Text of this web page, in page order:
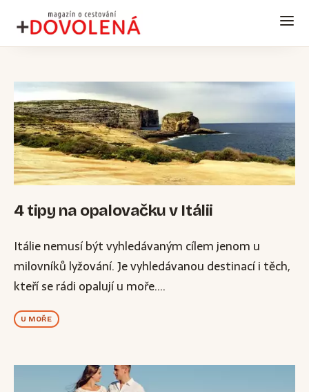
4 tipy na opalovačku v Itálii
Itálie nemusí být vyhledávaným cílem jenom u
milovníků lyžování. Je vyhledávanou destinací i těch,
kteří se rádi opalují u moře....
U MOŘE